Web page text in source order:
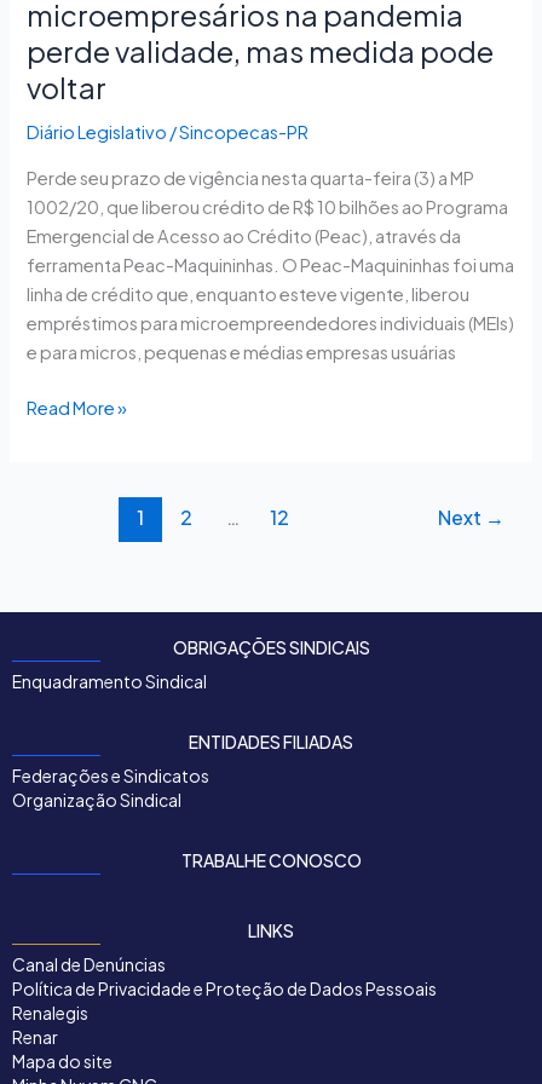
microempresários na pandemia
perde validade, mas medida pode
voltar
Diário Legislativo /Sincopecas-PR
Perde seu prazo de vigência nesta quarta-feira (3) a MP
1002/20, que liberou crédito de R$ 10 bilhões ao Programa
Emergencial de Acesso ao Crédito (Peac), através da
ferramenta Peac-Maquininhas. O Peac-Maquininhas foi uma
linha de crédito que, enquanto esteve vigente, liberou
empréstimos para microempreendedores individuais (MEIs)
e para micros, pequenas e médias empresas usuárias
Read More »
1 2 … 12 Next →
OBRIGAÇÕES SINDICAIS
Enquadramento Sindical
ENTIDADES FILIADAS
Federações e Sindicatos
Organização Sindical
TRABALHE CONOSCO
LINKS
Canal de Denúncias
Política de Privacidade e Proteção de Dados Pessoais
Renalegis
Renar
Mapa do site